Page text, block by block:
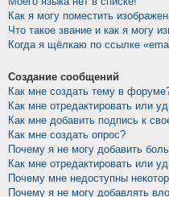
Как я могу поместить
Что такое звание и как я могу
Когда я щёлкаю по ссылке
Создание сообщений
Как мне создать тему в
Как мне отредактировать или
Как мне добавить подпись к
Как мне создать опрос?
Почему я не могу добавить
Как мне отредактировать или
Почему мне недоступны
Почему я не могу добавлять